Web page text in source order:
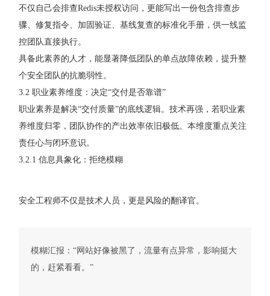
不仅自己会排查Redis未授权访问，更能写出一份包含排查步
骤、修复指令、加固验证、基线复查的标准化手册，供一线监
控团队直接执行。
具备此素养的人才，能显著降低团队的单点故障依赖，提升整
个安全团队的抗脆弱性。
3.2 职业素养维度：决定“交付是否靠谱”
职业素养是解决“交付质量”的底线逻辑。技术再强，若职业素
养维度归零，团队协作的产出效率依旧极低。本维度重点关注
责任心与闭环意识。
3.2.1 信息具象化：拒绝模糊
安全工程师不仅是技术人员，更是风险的翻译官。
模糊汇报：“网站好像被黑了，流量有点异常，影响挺大
的，赶紧看看。”